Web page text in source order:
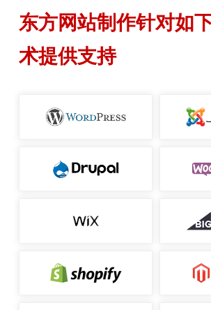
东方网站制作针对如
术提供支持